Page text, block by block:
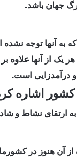
جهان باشد.
به آنها توجه
از آنها علاوه بر
و درآمدزایی است.
کشور اشاره
ارتقای نشاط و
آن هنوز در